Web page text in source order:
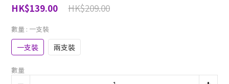
HK$209.00
HK$139.00
數量 : 一支裝
一支裝 兩支裝
數量